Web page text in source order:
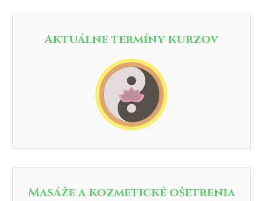
Aktuálne termíny kurzov
Masáže a kozmetické ošetrenia